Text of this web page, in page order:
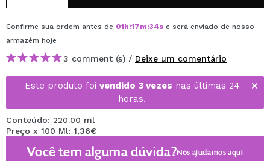
Confirme sua ordem antes de 01h:17m:33se será enviado de nosso
armazém hoje
3 comment (s) / Deixe um comentário
Este produto foi vendido 3 vezes nas últimas 24
horas.
Conteúdo: 220.00 ml
Preço x 100 Ml: 1,36€
Você tem alguma dúvida?Nós ajudamosaqui